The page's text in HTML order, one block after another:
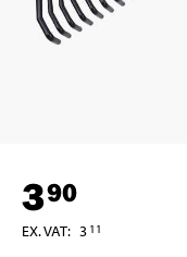
390
EX. VAT: 3 11